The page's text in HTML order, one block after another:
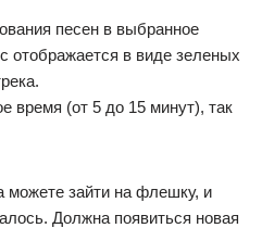
песен в выбранное
отображается в виде зеленых
время (от 5 до 15 минут), так
можете зайти на флешку, и
Должна появиться новая